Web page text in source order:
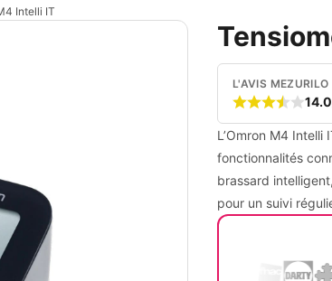
Intelli IT
L'AVIS MEZURILO
L’Omron M4
fonctionnalités
brassard
pour un suivi